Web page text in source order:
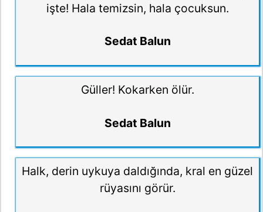
işte! Hala temizsin, hala çocuksun.
Sedat Balun
Güller! Kokarken ölür.
Sedat Balun
Halk, derin uykuya daldığında, kral en güzel
rüyasını görür.